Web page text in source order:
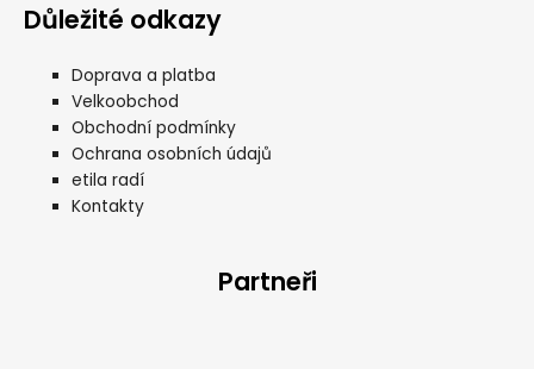
Důležité odkazy
Doprava a platba
Velkoobchod
Obchodní podmínky
Ochrana osobních údajů
etila radí
Kontakty
Partneři